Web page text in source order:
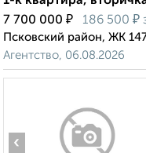
7 700 000 ₽ 186 500 ₽
Псковский район, ЖК
Агентство, 06.08.2026
‹